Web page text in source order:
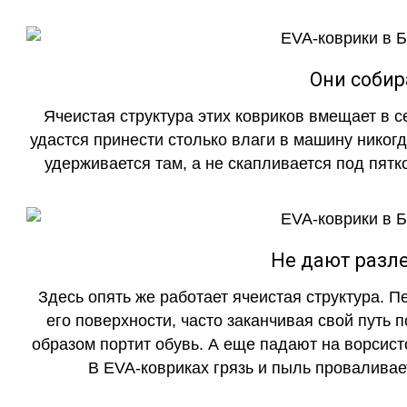
Они
Ячеистая структура этих ковриков вмещает в
удастся принести столько влаги в машину
удерживается там, а не скапливается под
Не дают
Здесь опять же работает ячеистая структура.
его поверхности, часто заканчивая свой
образом портит обувь. А еще падают на
В EVA-ковриках грязь и пыль